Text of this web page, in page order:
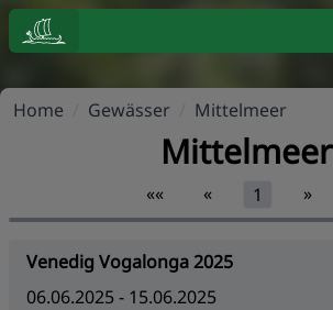
Home Gewässer Mittelmeer
Mittelmeer
«« « 1 »
Venedig Vogalonga 2025
06.06.2025 - 15.06.2025